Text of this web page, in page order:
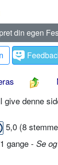
din egen
give denne
5,0 (8
gange - Se